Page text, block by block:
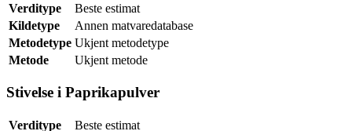
Verditype
Beste estimat
Kildetype
Annen matvaredatabase
Metodetype Ukjent metodetype
Metode
Ukjent metode
Stivelse i Paprikapulver
Verditype
Beste estimat